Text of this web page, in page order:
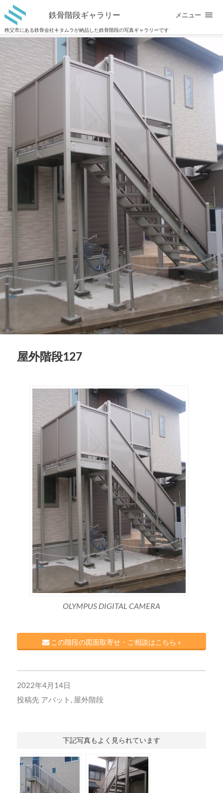
鉄骨階段ギャラリー
秩父市にある鉄骨会社キタムラが納品した鉄骨階段の写真ギャラリーです
メニュー
屋外階段127
OLYMPUS DIGITAL CAMERA
この階段の図面取寄せ・ご相談はこちら »
2022年4月14日
投稿先 アパット , 屋外階段
下記写真もよく見られています